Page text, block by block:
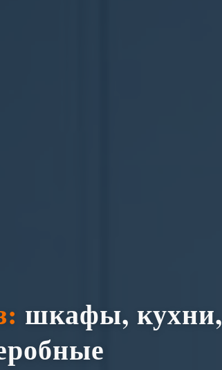
шкафы, кухни,